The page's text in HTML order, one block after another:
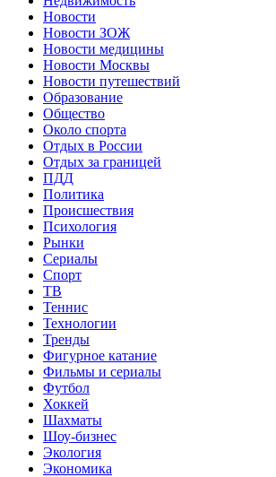
Новости
Новости ЗОЖ
Новости медицины
Новости Москвы
Новости путешествий
Образование
Общество
Около спорта
Отдых в России
Отдых за границей
ПДД
Политика
Происшествия
Психология
Рынки
Сериалы
Спорт
ТВ
Теннис
Технологии
Тренды
Фигурное катание
Фильмы и сериалы
Футбол
Хоккей
Шахматы
Шоу-бизнес
Экология
Экономика